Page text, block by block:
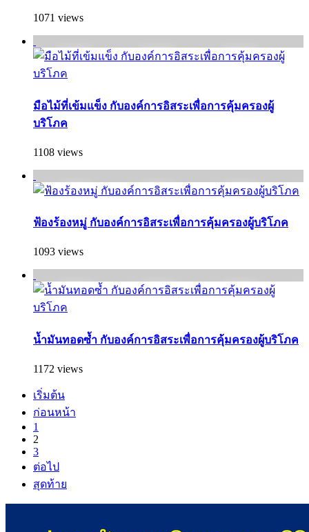
1071 views
มือไม้ที่เข้มแข็ง กับองค์การอิสระเพื่อการคุ้มครองผู้
บริโภค
1108 views
ฟ้องร้องหมู่ กับองค์การอิสระเพื่อการคุ้มครองผู้บริโภค
1093 views
น้ำมันทอดซ้ำ กับองค์การอิสระเพื่อการคุ้มครองผู้บริโภค
1172 views
เริ่มต้น
ก่อนหน้า
1
2
3
ต่อไป
สุดท้าย